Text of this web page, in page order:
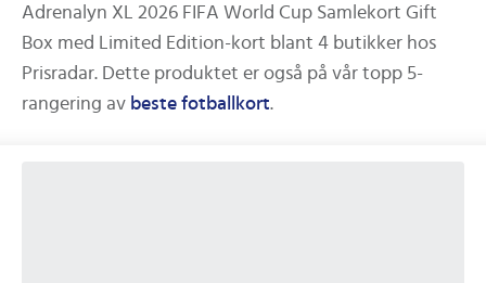
Adrenalyn XL 2026 FIFA World Cup Samlekort Gift
Box med Limited Edition-kort blant 4 butikker hos
Prisradar. Dette produktet er også på vår topp 5-
rangering av beste fotballkort.